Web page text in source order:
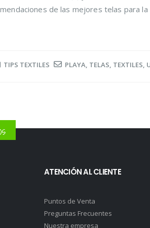
de las mejores telas para
TIPS TEXTILES PLAYA, TELAS, TEXTILES,
ATENCIÓN AL CLIENTE
Puntos de Venta
Preguntas Frecuentes
Nuestra empresa